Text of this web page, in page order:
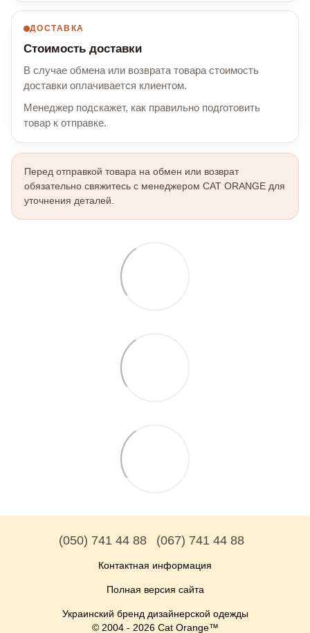
ДОСТАВКА
Стоимость доставки
В случае обмена или возврата товара стоимость
доставки оплачивается клиентом.
Менеджер подскажет, как правильно подготовить
товар к отправке.
Перед отправкой товара на обмен или возврат
обязательно свяжитесь с менеджером CAT ORANGE для
уточнения деталей.
(050) 741 44 88 (067) 741 44 88
Контактная информация
Полная версия сайта
Украинский бренд дизайнерской одежды
© 2004 - 2026 Cat Orange™